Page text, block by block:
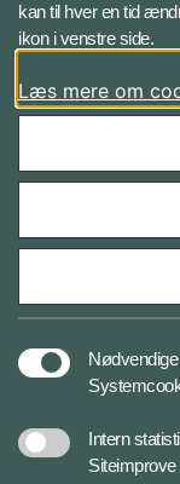
Instagram
Styrelser og
kan til hver en tid
ikon i venstre side.
Læs mere om
Nødvendige
Intern
Siteimprove